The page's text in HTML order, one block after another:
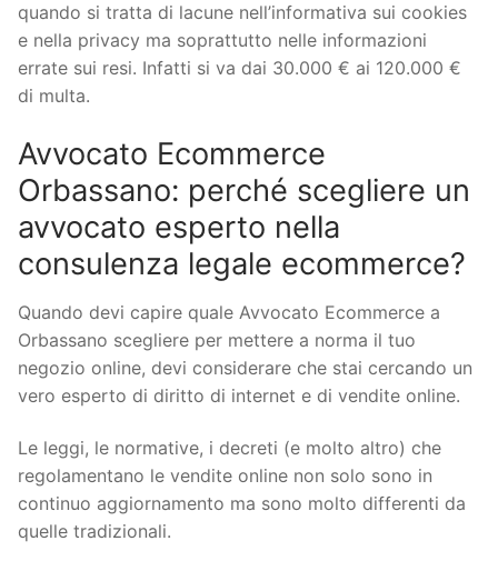
quando si tratta di lacune nell’informativa sui cookies
e nella privacy ma soprattutto nelle informazioni
errate sui resi. Infatti si va dai 30.000 € ai 120.000 €
di multa.
Avvocato Ecommerce
Orbassano: perché scegliere un
avvocato esperto nella
consulenza legale ecommerce?
Quando devi capire quale Avvocato Ecommerce a
Orbassano scegliere per mettere a norma il tuo
negozio online, devi considerare che stai cercando un
vero esperto di diritto di internet e di vendite online.
Le leggi, le normative, i decreti (e molto altro) che
regolamentano le vendite online non solo sono in
continuo aggiornamento ma sono molto differenti da
quelle tradizionali.